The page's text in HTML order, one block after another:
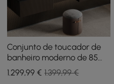
Conjunto de toucador de
banheiro moderno de 85
polegadas, vaidade de
banheiro flutuante em
1.299,99 € 1.399,99 €